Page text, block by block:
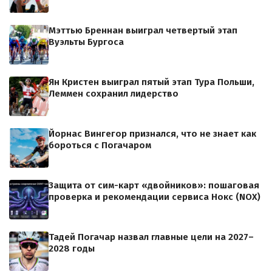
Мэттью Бреннан выиграл четвертый этап
Вуэльты Бургоса
Ян Кристен выиграл пятый этап Тура Польши,
Леммен сохранил лидерство
Йорнас Вингегор признался, что не знает как
бороться с Погачаром
Защита от сим-карт «двойников»: пошаговая
проверка и рекомендации сервиса Нокс (NOX)
Тадей Погачар назвал главные цели на 2027–
2028 годы